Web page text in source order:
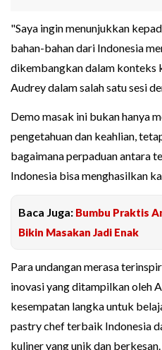
"Saya ingin menunjukkan
bahan-bahan dari Indonesia
dikembangkan dalam konteks
Audrey dalam salah satu sesi
Demo masak ini bukan hanya
pengetahuan dan keahlian,
bagaimana perpaduan antara
Indonesia bisa menghasilkan
Baca Juga: Bumbu Praktis
Bikin Masakan Jadi Enak
Para undangan merasa
inovasi yang ditampilkan oleh
kesempatan langka untuk
pastry chef terbaik Indonesia
kuliner yang unik dan berkesan.